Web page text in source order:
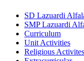
SD Lazuardi
SMP Lazuardi
Curriculum
Unit Activities
Religious Activites